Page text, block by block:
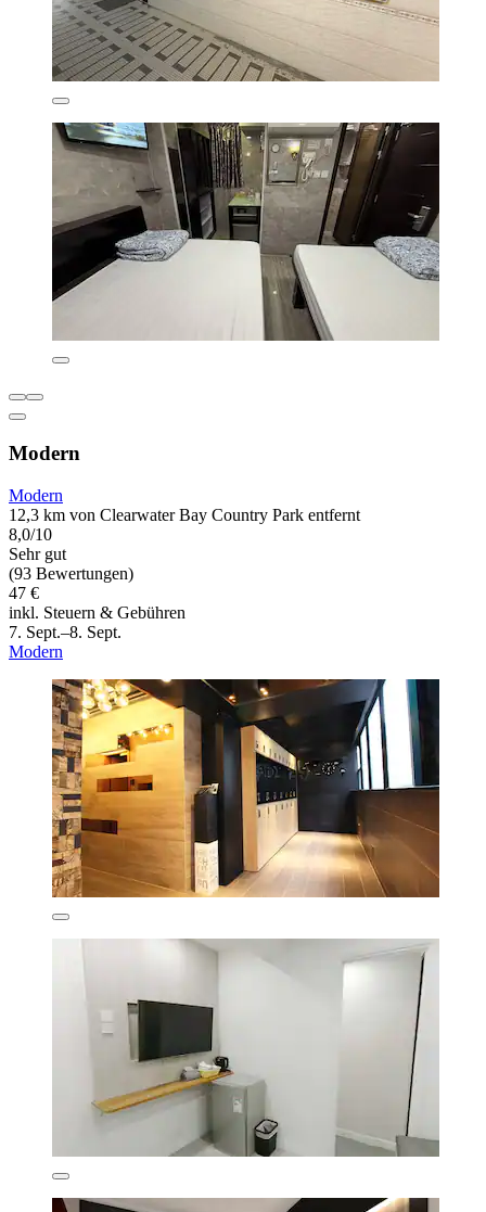
Modern
Modern
12,3 km von Clearwater Bay Country Park entfernt
8,0/10
Sehr gut
(93 Bewertungen)
47 €
inkl. Steuern & Gebühren
7. Sept.–8. Sept.
Modern